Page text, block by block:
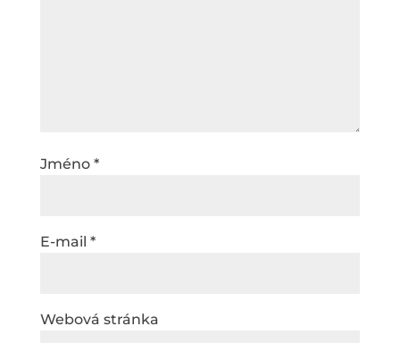
Jméno *
E-mail *
Webová stránka